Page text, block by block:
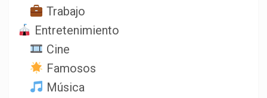
Trabajo
Entretenimiento
Cine
Famosos
Música